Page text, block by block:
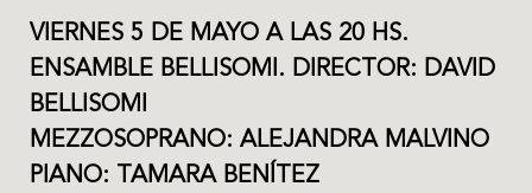
VIERNES 5 DE MAYO A LAS 20 HS.
ENSAMBLE BELLISOMI. DIRECTOR: DAVID
BELLISOMI
MEZZOSOPRANO: ALEJANDRA MALVINO
PIANO: TAMARA BENÍTEZ